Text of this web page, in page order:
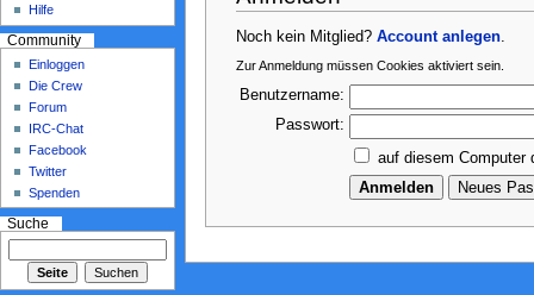
Noch kein Mitglied?Account anlegen
Zur Anmeldung müssen Cookies aktiviert sein.
Benutzername:
Passwort:
auf diesem Computer
Hilfe
Community
Einloggen
Die Crew
Forum
IRC-Chat
Facebook
Twitter
Spenden
Suche